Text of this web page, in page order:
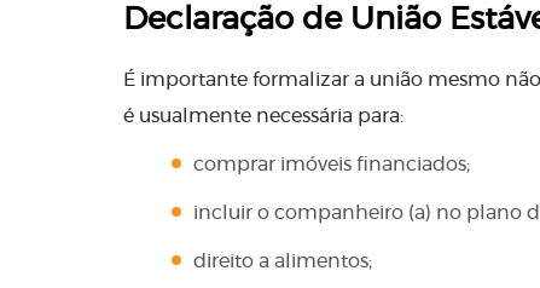
Declaração de União
É importante formalizar a união mesmo
é usualmente necessária para:
comprar imóveis financiados;
incluir o companheiro (a) no plano
direito a alimentos;